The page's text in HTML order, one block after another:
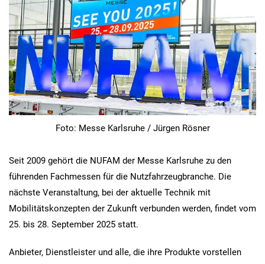
Foto: Messe Karlsruhe / Jürgen Rösner
Seit 2009 gehört die NUFAM der Messe Karlsruhe zu den
führenden Fachmessen für die Nutzfahrzeugbranche. Die
nächste Veranstaltung, bei der aktuelle Technik mit
Mobilitätskonzepten der Zukunft verbunden werden, findet vom
25. bis 28. September 2025 statt.
Anbieter, Dienstleister und alle, die ihre Produkte vorstellen